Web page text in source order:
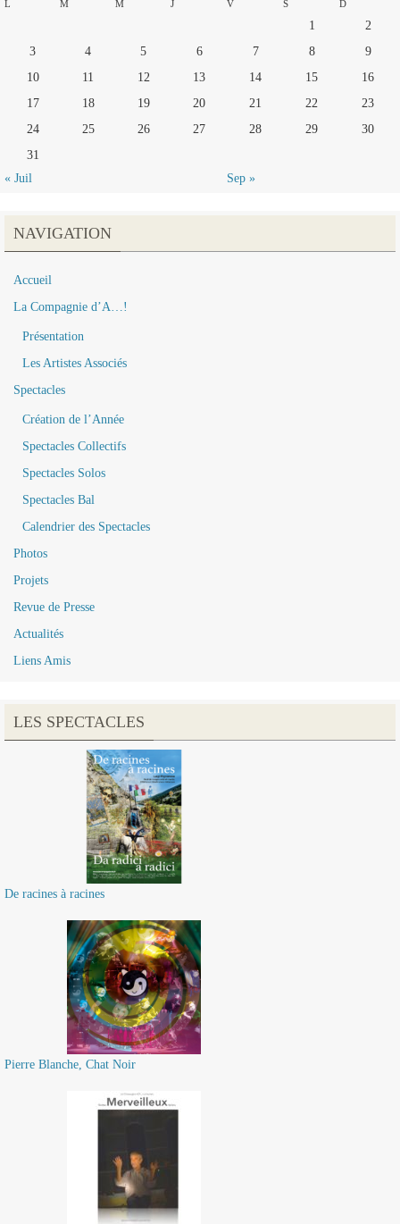
L M M J V S D
1
2
3
4 5 6 7 8
9
10
11 12 13 14 15
16
17
18 19 20 21 22
23
24
25 26 27 28 29
30
31
« Juil
Sep »
NAVIGATION
Accueil
La Compagnie d’A…!
Présentation
Les Artistes Associés
Spectacles
Création de l’Année
Spectacles Collectifs
Spectacles Solos
Spectacles Bal
Calendrier des Spectacles
Photos
Projets
Revue de Presse
Actualités
Liens Amis
LES SPECTACLES
De racines à racines
Pierre Blanche, Chat Noir